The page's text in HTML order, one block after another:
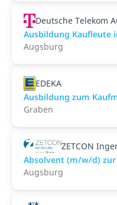
Deutsche Telekom
Ausbildung Kaufleute
Augsburg
EDEKA
Ausbildung zum
Graben
ZETCON
Absolvent (m/w/d) zur
Augsburg